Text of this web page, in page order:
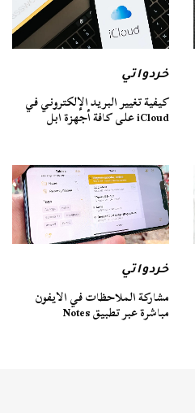
خردواتي
كيفية تغيير البريد الإلكتروني في
iCloud على كافة أجهزة ابل
خردواتي
مشاركة الملاحظات في الايفون
مباشرة عبر تطبيق Notes